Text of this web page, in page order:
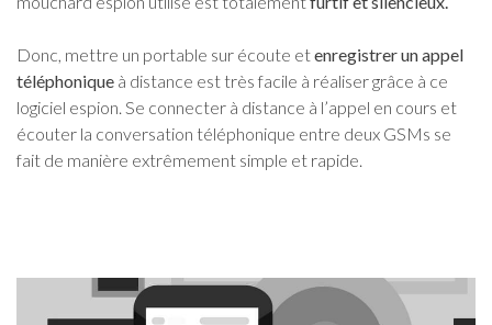
Donc, mettre un portable sur écoute etenregistrer un appel
téléphonique à distance est très facile à réaliser grâce à ce
logiciel espion. Se connecter à distance à l’appel en cours et
écouter la conversation téléphonique entre deux GSMs se
fait de manière extrêmement simple et rapide.